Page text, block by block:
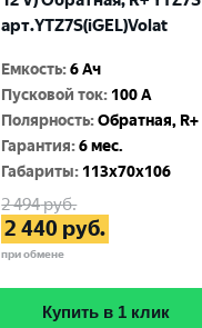
арт.YTZ7S(iGEL)Volat
Емкость:6 Ач
Пусковой ток: 100 A
Полярность:Обратная, R+
Гарантия:6 мес.
Габариты: 113x70x106
2 494руб.
2 440 руб.
при обмене
Купить в 1 клик